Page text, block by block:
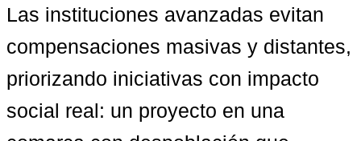
Las instituciones avanzadas evitan
compensaciones masivas y distantes,
priorizando iniciativas con impacto
social real: un proyecto en una